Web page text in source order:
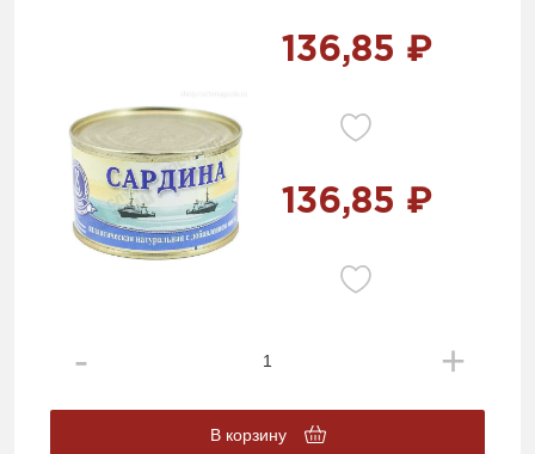
136,85 ₽
136,85 ₽
В корзину